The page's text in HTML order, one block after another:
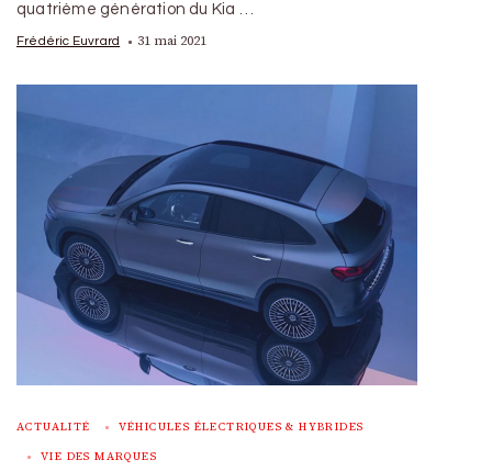
quatrième génération du Kia …
Frédéric Euvrard 31 mai 2021
ACTUALITÉ VÉHICULES ÉLECTRIQUES & HYBRIDES
VIE DES MARQUES